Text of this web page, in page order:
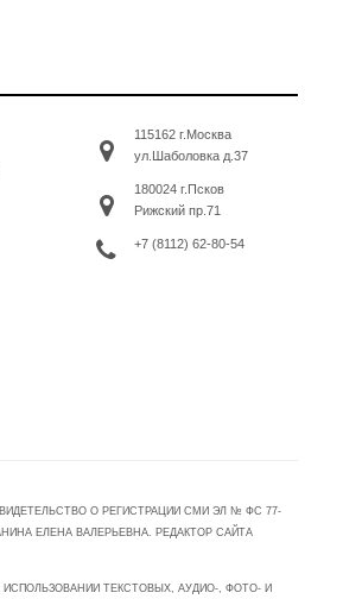
115162 г.Москва
ул.Шаболовка д.37
180024 г.Псков
Рижский пр.71
+7 (8112) 62-80-54
О РЕГИСТРАЦИИ СМИ ЭЛ № ФС 77-
ЕЛЕНА ВАЛЕРЬЕВНА. РЕДАКТОР САЙТА
ТЕКСТОВЫХ, АУДИО-, ФОТО- И